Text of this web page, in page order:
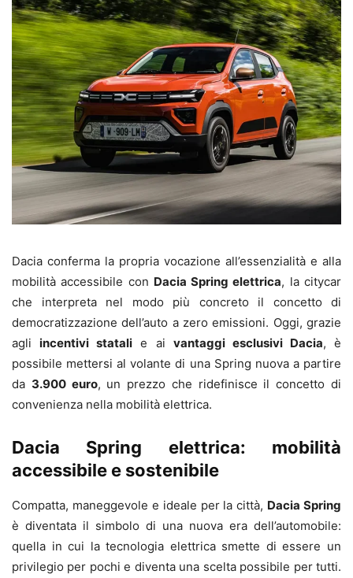
Dacia conferma la propria vocazione all’essenzialità e alla
mobilità accessibile con Dacia Spring elettrica, la citycar
che interpreta nel modo più concreto il concetto di
democratizzazione dell’auto a zero emissioni. Oggi, grazie
agliincentivi statali e ai vantaggi esclusivi Dacia, è
possibile mettersi al volante di una Spring nuova a partire
da 3.900 euro, un prezzo che ridefinisce il concetto di
convenienza nella mobilità elettrica.
Dacia Spring elettrica: mobilità
accessibile e sostenibile
Compatta, maneggevole e ideale per la città, Dacia Spring
è diventata il simbolo di una nuova era dell’automobile:
quella in cui la tecnologia elettrica smette di essere un
privilegio per pochi e diventa una scelta possibile per tutti.